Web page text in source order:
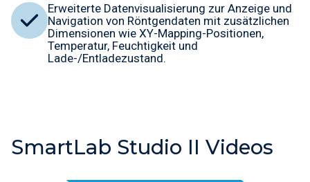
Erweiterte Datenvisualisierung zur Anzeige und
Navigation von Röntgendaten mit zusätzlichen
Dimensionen wie XY-Mapping-Positionen,
Temperatur, Feuchtigkeit und
Lade-/Entladezustand.
SmartLab Studio II Videos